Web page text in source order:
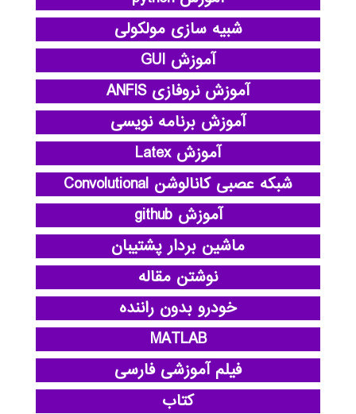
شبیه سازی مولکولی
آموزش GUI
آموزش نروفازی ANFIS
آموزش برنامه نویسی
آموزش Latex
شبکه عصبی کانالوشن Convolutional
آموزش github
ماشین بردار پشتیبان
نوشتن مقاله
خودرو بدون راننده
MATLAB
فیلم آموزشی فارسی
کتاب